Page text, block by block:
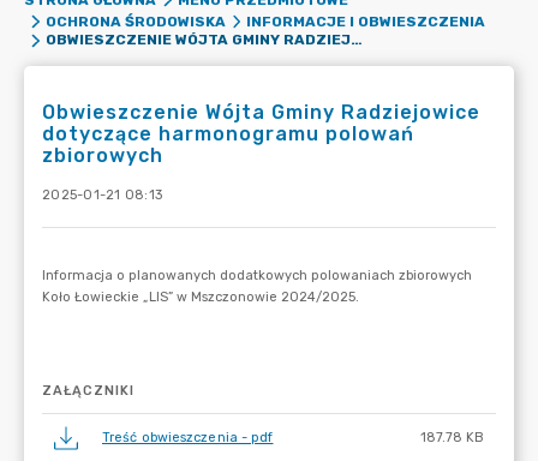
OCHRONA ŚRODOWISKA
INFORMACJE I OBWIESZCZENIA
OBWIESZCZENIE WÓJTA GMINY RADZIEJOWICE DOTYCZĄCE HARMONOGRAMU POLOWAŃ ZBIOROWYCH
Obwieszczenie Wójta Gminy Radziejowice
dotyczące harmonogramu polowań
zbiorowych
2025-01-21 08:13
ZAŁĄCZNIKI
Treść obwieszczenia - pdf 187.78 KB